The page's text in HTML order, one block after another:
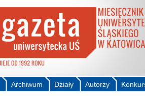
Autorzy
Działy
Archiwum